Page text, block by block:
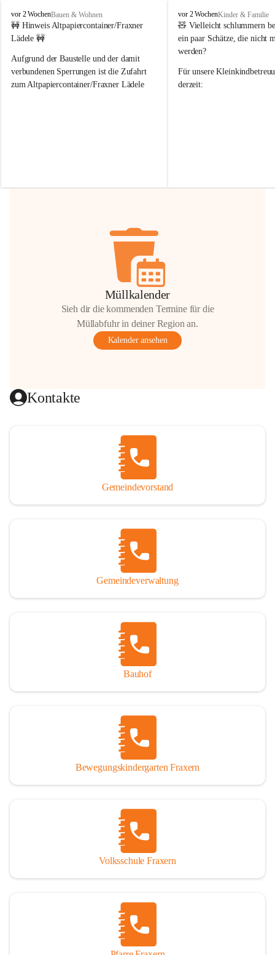
F
r
a
e
r
n
vor 2 WochenBauen & Wohnen
🚧 Hinweis Altpapiercontainer/Fraxner
Lädele 🚧
Aufgrund der Baustelle und der damit
verbundenen Sperrungen ist die Zufahrt
zum Altpapiercontainer/Fraxner Lädele
Hilfsbereitschaft!
F
r
a
x
r
n
vor 2 WochenKinder & Familie
🧸 Vielleicht schlummern
ein paar Schätze, die nicht
werden?
Für unsere
derzeit:
Müllkalender
Sieh dir die kommenden Termine für die
Müllabfuhr in deiner Region an.
Kalender ansehen
Kontakte
Gemeindevorstand
Gemeindeverwaltung
Bauhof
Bewegungskindergarten Fraxern
Volksschule Fraxern